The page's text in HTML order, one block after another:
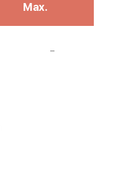
Max.
–Non communiqué